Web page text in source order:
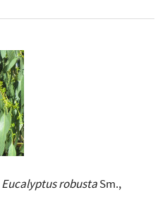
Eucalyptus robustaSm.,